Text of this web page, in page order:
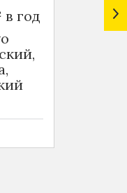
в год
60